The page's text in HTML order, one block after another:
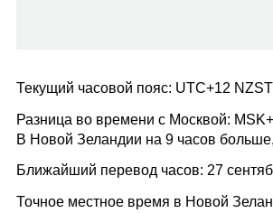
Текущий часовой пояс: UTC+12 NZST
Разница во времени с Москвой:
В Новой Зеландии на 9 часов
Ближайший перевод часов: 27
Точное местное время в Новой